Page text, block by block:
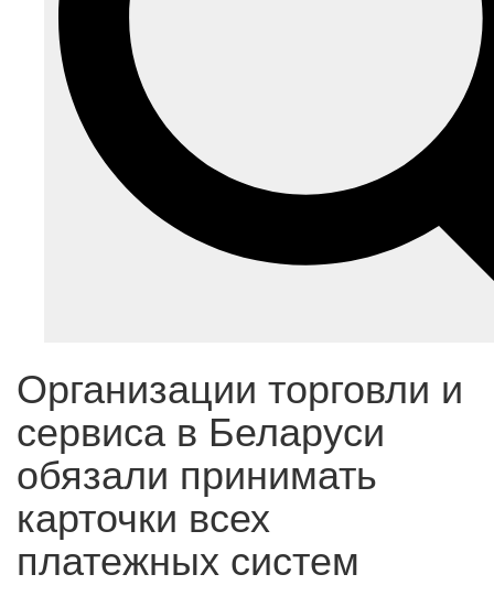
Организации торговли и
сервиса в Беларуси
обязали принимать
карточки всех
платежных систем